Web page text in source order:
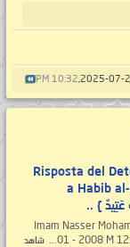
10:32 PM
Risposta del
a Habib
- 1 - Imam Nasser
01 - 2008 M
شاهد